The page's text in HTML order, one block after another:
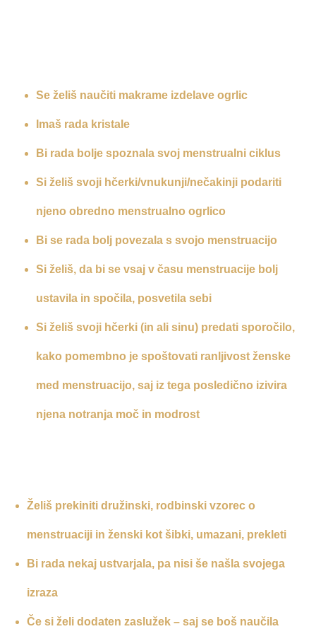
Se želiš naučiti makrame izdelave ogrlic
Imaš rada kristale
Bi rada bolje spoznala svoj menstrualni ciklus
Si želiš svoji hčerki/vnukunji/nečakinji podariti
njeno obredno menstrualno ogrlico
Bi se rada bolj povezala s svojo menstruacijo
Si želiš, da bi se vsaj v času menstruacije bolj
ustavila in spočila, posvetila sebi
Si želiš svoji hčerki (in ali sinu) predati sporočilo,
kako pomembno je spoštovati ranljivost ženske
med menstruacijo, saj iz tega posledično izivira
njena notranja moč in modrost
Želiš prekiniti družinski, rodbinski vzorec o
menstruaciji in ženski kot šibki, umazani, prekleti
Bi rada nekaj ustvarjala, pa nisi še našla svojega
izraza
Če si želi dodaten zaslužek – saj se boš naučila